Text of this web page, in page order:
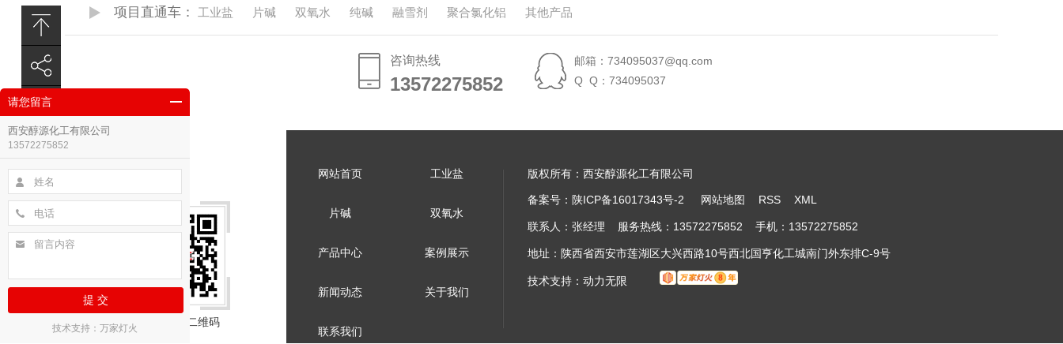
项目直通车： 工业盐 片碱 双氧水 纯碱 融雪剂 聚合氯化铝 其他产品
咨询热线
13572275852
13572275852
邮箱：734095037@qq.com
Q Q：734095037
扫一扫手机二维码
网站首页 工业盐
片碱 双氧水
产品中心 案例展示
新闻动态 关于我们
联系我们
版权所有：西安醇源化工有限公司
备案号： 陕ICP备16017343号-2 网站地图 RSS XML
联系人：张经理 服务热线：13572275852 手机：13572275852
地址：陕西省西安市莲湖区大兴西路10号西北国亨化工城南门外东排C-9号
技术支持： 动力无限
请您留言
西安醇源化工有限公司
13572275852
提 交
技术支持：万家灯火